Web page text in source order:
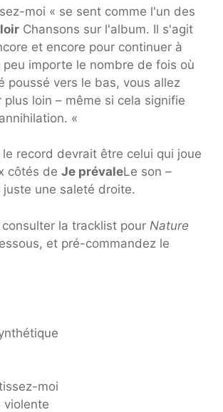
moi « se sent comme l'un des
Chansons sur l'album. Il s'agit
et encore pour continuer à
peu importe le nombre de fois où
poussé vers le bas, vous allez
plus loin – même si cela signifie
«
record devrait être celui qui joue
côtés de Je prévaleLe son –
une saleté droite.
la tracklist pour Nature
et pré-commandez le
moi
violente